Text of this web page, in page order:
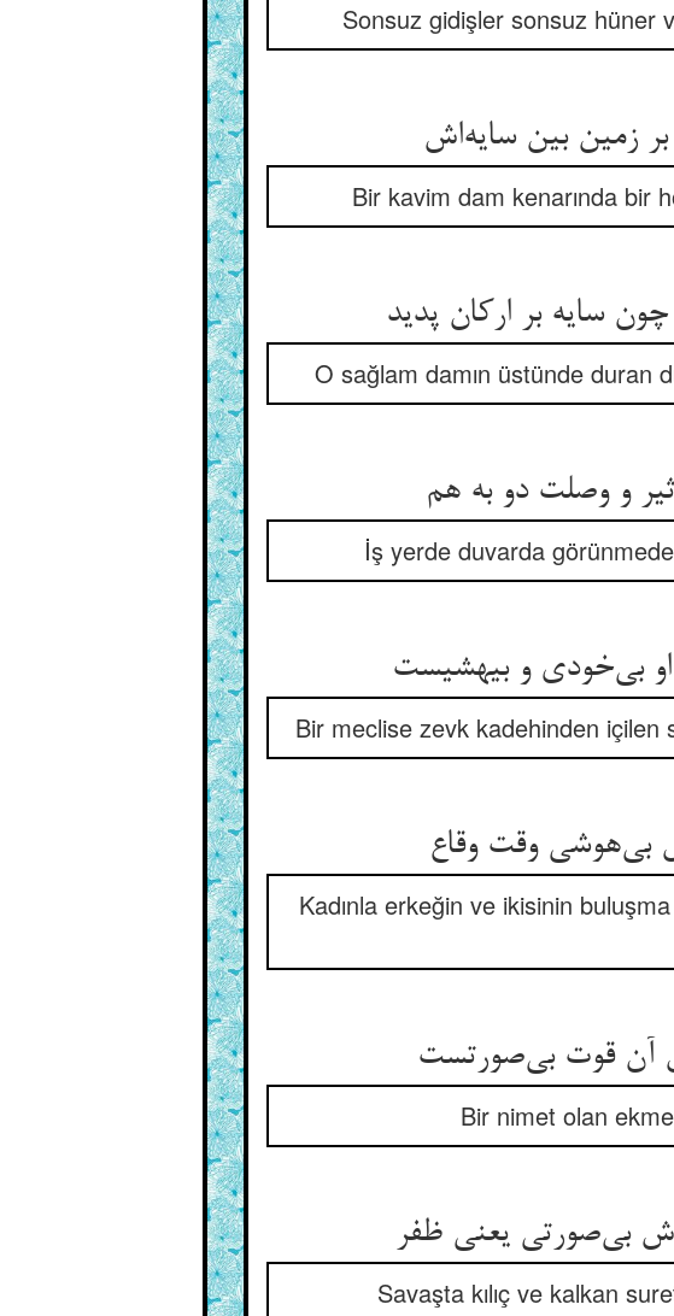
Sonsuz gidişler sonsuz hüner
Bir kavim dam kenarında bir
O sağlam damın üstünde duran
İş yerde duvarda
Bir meclise zevk kadehinden içilen
Kadınla erkeğin ve ikisinin
Bir nimet olan
Savaşta kılıç ve kalkan